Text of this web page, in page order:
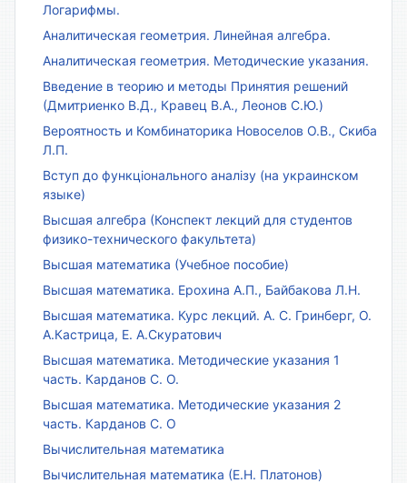
Логарифмы.
Аналитическая геометрия. Линейная алгебра.
Аналитическая геометрия. Методические указания.
Введение в теорию и методы Принятия решений
(Дмитриенко В.Д., Кравец В.А., Леонов С.Ю.)
Вероятность и Комбинаторика Новоселов О.В., Скиба
Л.П.
Вступ до функціонального аналізу (на украинском
языке)
Высшая алгебра (Конспект лекций для студентов
физико-технического факультета)
Высшая математика (Учебное пособие)
Высшая математика. Ерохина А.П., Байбакова Л.Н.
Высшая математика. Курс лекций. А. С. Гринберг, О.
А.Кастрица, Е. А.Скуратович
Высшая математика. Методические указания 1
часть. Карданов С. О.
Высшая математика. Методические указания 2
часть. Карданов С. О
Вычислительная математика
Вычислительная математика (Е.Н. Платонов)